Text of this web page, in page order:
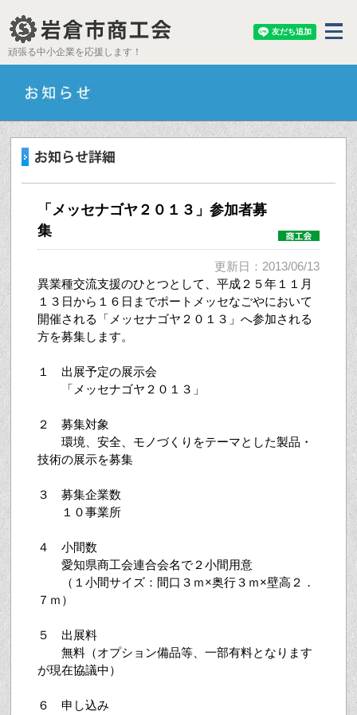
頑張る中小企業を応援します！
「メッセナゴヤ２０１３」参加者募
集
更新日：2013/06/13
異業種交流支援のひとつとして、平成２５年１１月
１３日から１６日までポートメッセなごやにおいて
開催される「メッセナゴヤ２０１３」へ参加される
方を募集します。
１ 出展予定の展示会
「メッセナゴヤ２０１３」
２ 募集対象
環境、安全、モノづくりをテーマとした製品・
技術の展示を募集
３ 募集企業数
１０事業所
４ 小間数
愛知県商工会連合会名で２小間用意
（１小間サイズ：間口３ｍ×奥行３ｍ×壁高２．
７ｍ）
５ 出展料
無料（オプション備品等、一部有料となります
が現在協議中）
６ 申し込み